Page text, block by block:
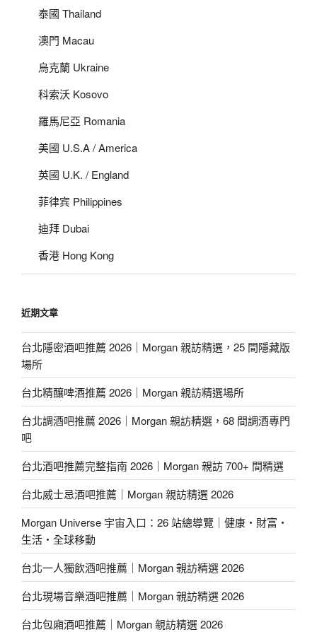
泰國 Thailand
澳門 Macau
烏克蘭 Ukraine
科索沃 Kosovo
羅馬尼亞 Romania
美國 U.S.A / America
英國 U.K. / England
菲律宾 Philippines
迪拜 Dubai
香港 Hong Kong
近期文章
台北隱密酒吧推薦 2026｜Morgan 親訪精選，25 間隱藏版
場所
台北精釀啤酒推薦 2026｜Morgan 親訪精選場所
台北調酒吧推薦 2026｜Morgan 親訪精選，68 間調酒專門
吧
台北酒吧推薦完整指南 2026｜Morgan 親訪 700+ 間精選
台北威士忌酒吧推薦｜Morgan 親訪精選 2026
Morgan Universe 宇宙入口：26 站總導覽｜健康・財富・
生活・全球移動
台北一人獨飲酒吧推薦｜Morgan 親訪精選 2026
台北現場音樂酒吧推薦｜Morgan 親訪精選 2026
台北包廂酒吧推薦｜Morgan 親訪精選 2026